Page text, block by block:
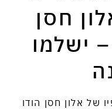
חסן
של אלון חסן הודו